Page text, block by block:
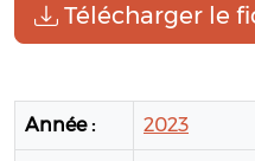
Télécharger le
Année : 2023